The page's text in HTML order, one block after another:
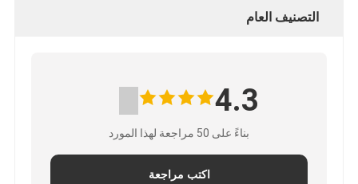
التصنيف العام
4.3
بناءً على 50 مراجعة لهذا المورد
اكتب مراجعة